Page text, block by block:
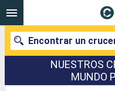
Encontrar un
NUESTROS
MUNDO